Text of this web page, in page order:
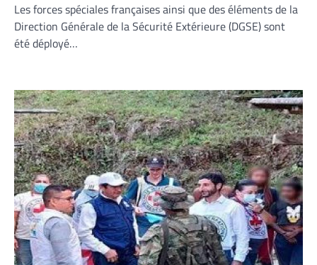
Les forces spéciales françaises ainsi que des éléments de la
Direction Générale de la Sécurité Extérieure (DGSE) sont
été déployé…